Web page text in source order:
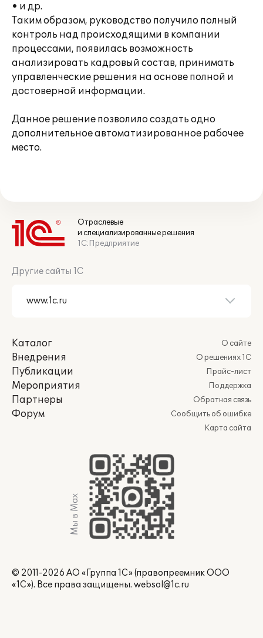
• и др.
Таким образом, руководство получило полный
контроль над происходящими в компании
процессами, появилась возможность
анализировать кадровый состав, принимать
управленческие решения на основе полной и
достоверной информации.
Данное решение позволило создать одно
дополнительное автоматизированное рабочее
место.
Отраслевые
и специализированные решения
1С:Предприятие
Другие сайты 1С
Каталог
Внедрения
Публикации
Мероприятия
Партнеры
Форум
О сайте
О решениях 1С
Прайс-лист
Поддержка
Обратная связь
Сообщить об ошибке
Карта сайта
Мы в Max
© 2011-2026 АО «Группа 1С» (правопреемник ООО
«1С»). Все права защищены. websol@1c.ru